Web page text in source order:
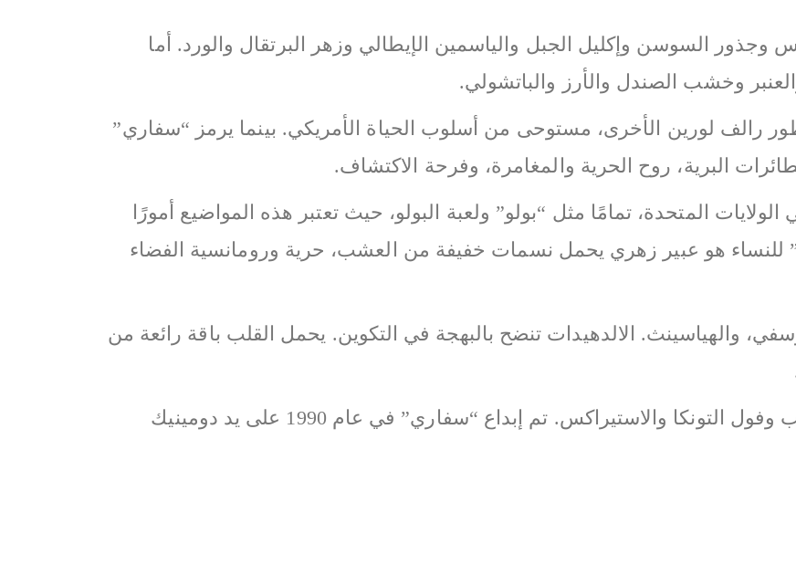
وجذور السوسن وإكليل الجبل والياسمين الإيطالي وزهر البرتقال والورد. أما
وخشب الصندل والأرز والباتشولي.
رالف لورين الأخرى، مستوحى من أسلوب الحياة الأمريكي. بينما يرمز “سفاري”
البرية، روح الحرية والمغامرة، وفرحة الاكتشاف.
المتحدة، تمامًا مثل “بولو” ولعبة البولو، حيث تعتبر هذه المواضيع أمورًا
للنساء هو عبير زهري يحمل نسمات خفيفة من العشب، حرية ورومانسية الفضاء
والهياسينث. الالدهيدات تنضح بالبهجة في التكوين. يحمل القلب باقة رائعة من
أما القاعدة، فتتألف من الفيتيفر والطحلب وفول التونكا والاستيراكس. تم إبداع “سفاري” في عام 1990 على يد دومينيك